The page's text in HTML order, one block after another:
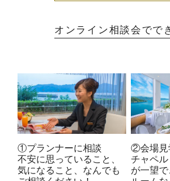
オンライン相談会でで
①プランナーに相談
不安に思っていること、
気になること、なんでも
②会場見
チャペ
が一望